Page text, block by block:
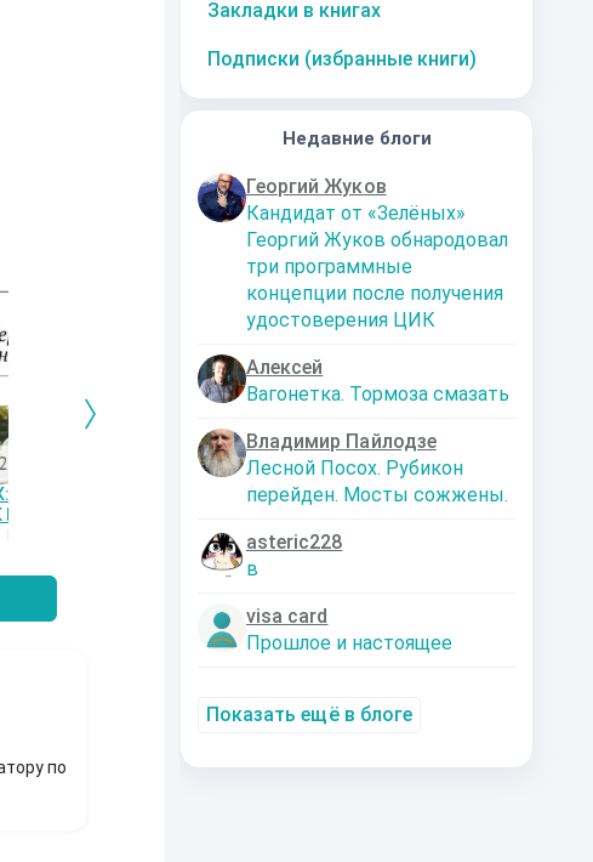
Закладки в книгах
Подписки (избранные книги)
Недавние блоги
Георгий Жуков
Кандидат от «Зелёных»
Георгий Жуков обнародовал
три программные
концепции после получения
удостоверения ЦИК
Алексей
Вагонетка. Тормоза смазать
Владимир Пайлодзе
Лесной Посох. Рубикон
перейден. Мосты сожжены.
asteric228
в
visa card
Прошлое и настоящее
Показать ещё в блоге
СЕРЕБРЯНЫЙ
НАШЕЙ ЛЮБВИ
Гость-121359
Дальняя
Левадский Артем
Александрович
Кто я? Или как
современном мире
nastyaaaacha
1. Ксенолог
по